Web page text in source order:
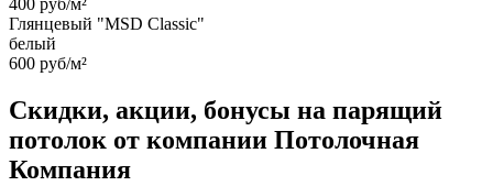
400 руб/м²
Глянцевый "MSD Classic"
белый
600 руб/м²
Скидки, акции, бонусы на парящий
потолок от компании Потолочная
Компания